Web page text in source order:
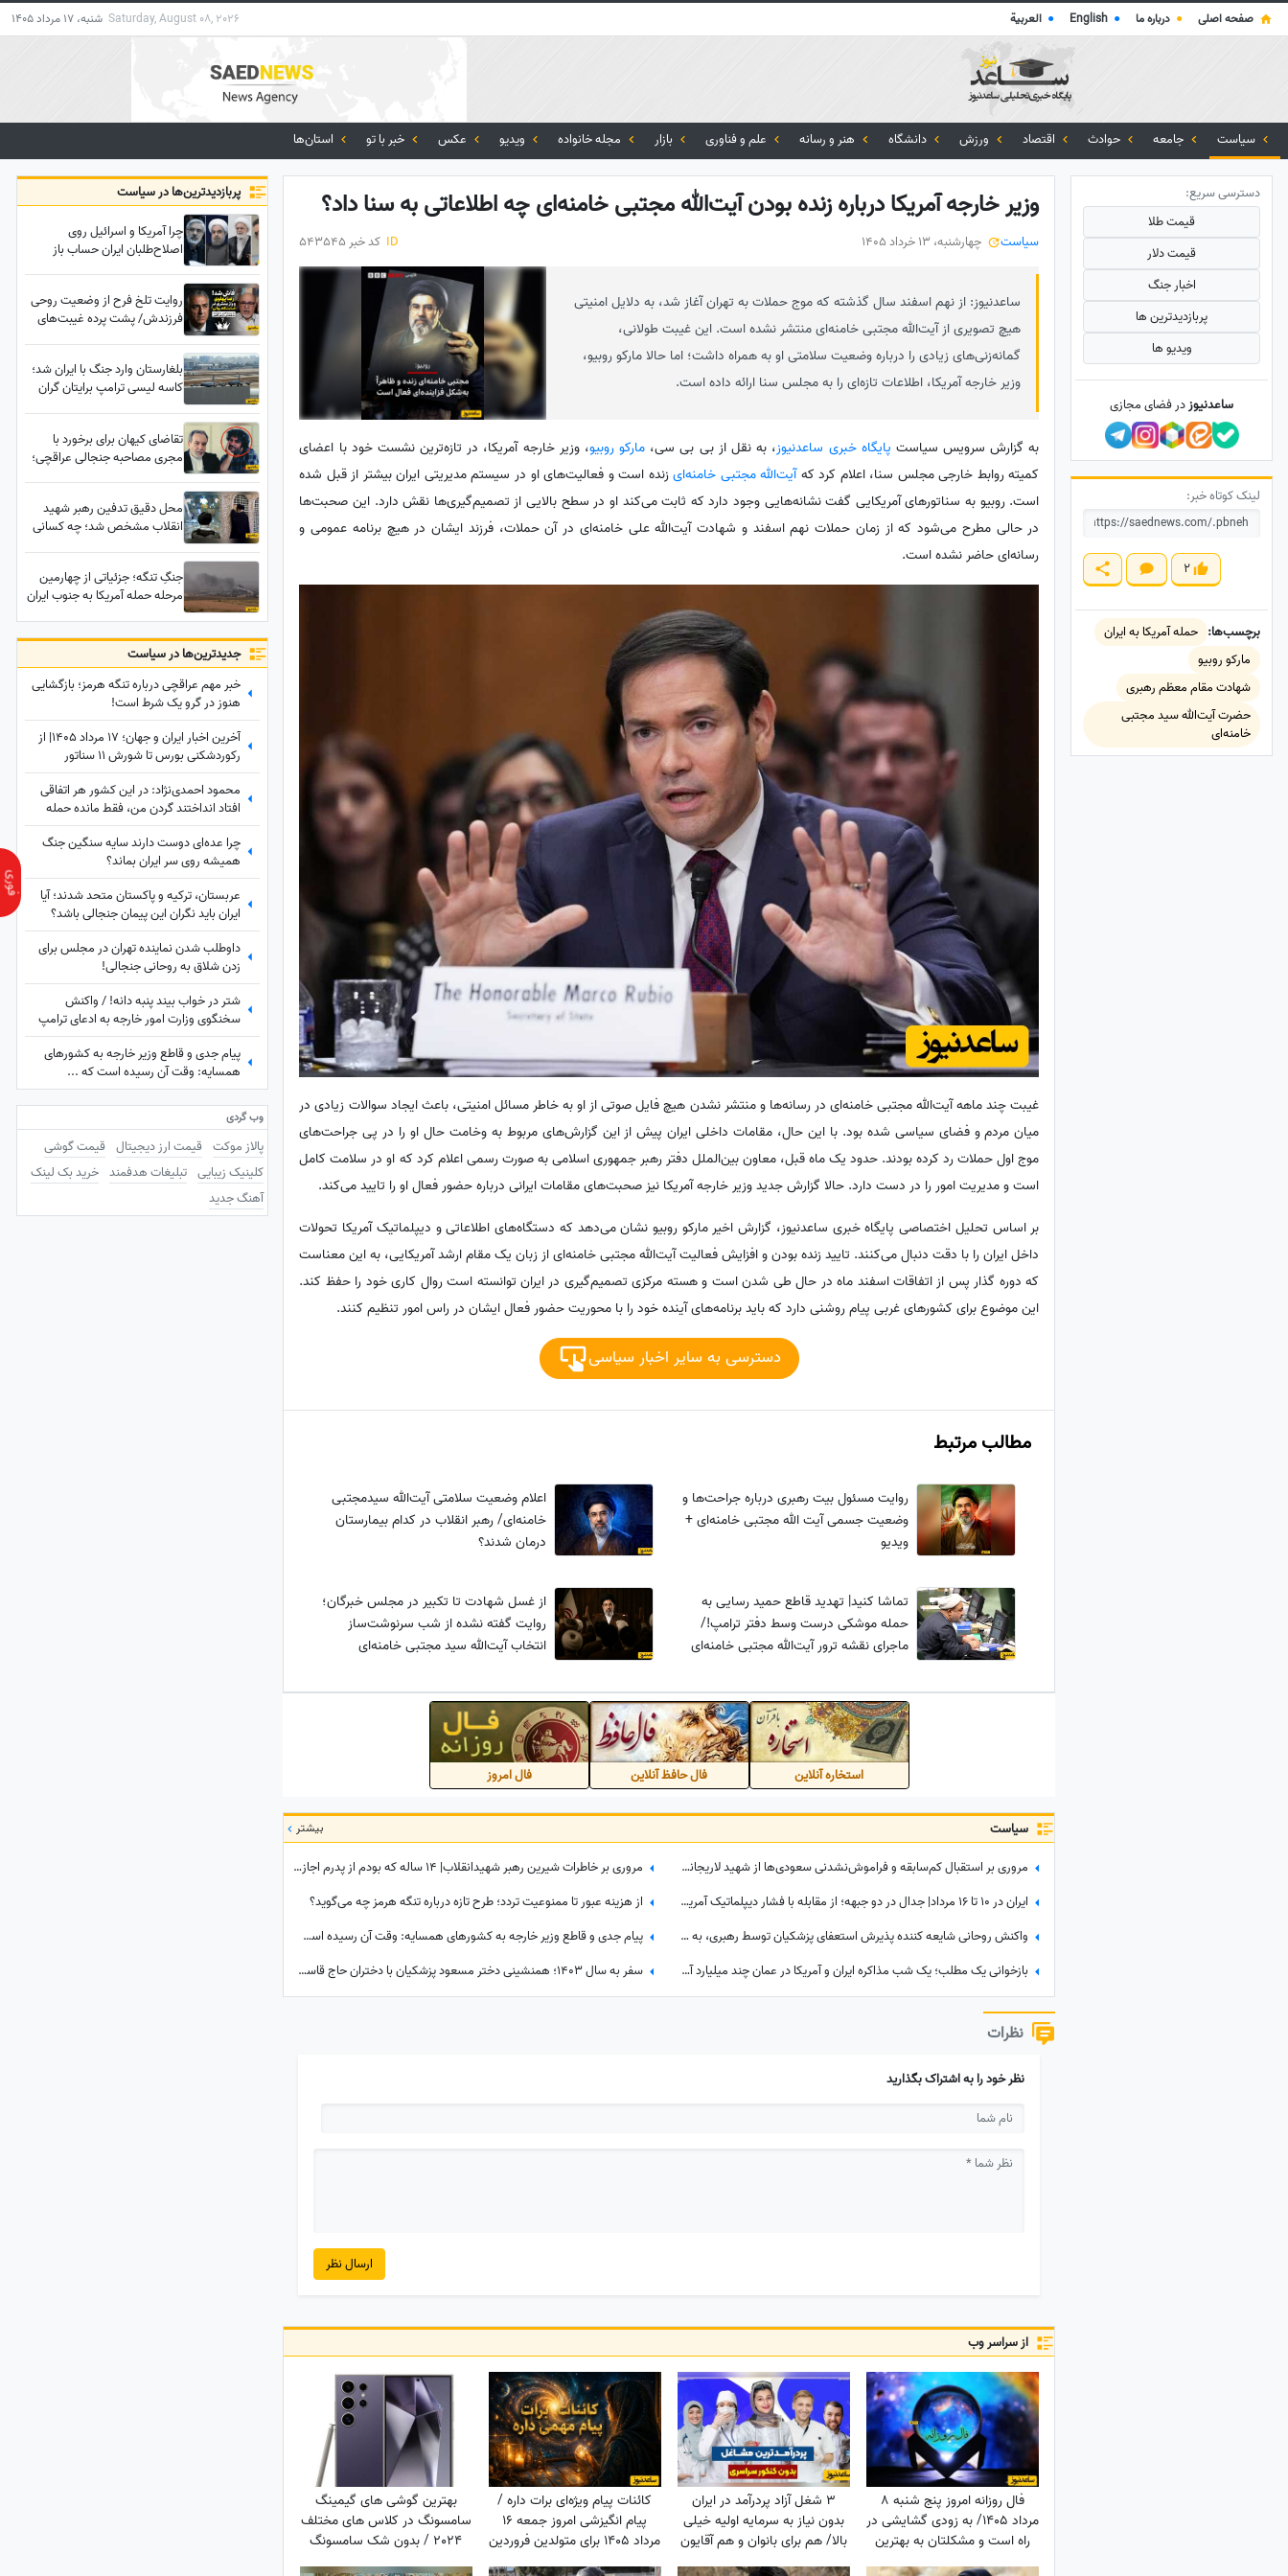
صفحه اصلی ● درباره ما ●
English
● العربية Saturday, August 08, 2026 شنبه، 17 مرداد 1405
سیاست جامعه حوادث اقتصاد ورزش دانشگاه هنر و رسانه علم و فناوری بازار مجله خانواده ویدیو عکس خبر با تو استان‌ها
وزیر خارجه آمریکا درباره زنده بودن آیت‌الله مجتبی خامنه‌ای چه اطلاعاتی به سنا داد؟
سیاست چهارشنبه، 13 خرداد 1405 ID کد خبر 543545
ساعدنیوز: از نهم اسفند سال گذشته که موج حملات به تهران آغاز شد، به دلایل امنیتی
هیچ تصویری از آیت‌الله مجتبی خامنه‌ای منتشر نشده است. این غیبت طولانی،
گمانه‌زنی‌های زیادی را درباره وضعیت سلامتی او به همراه داشت؛ اما حالا مارکو روبیو،
وزیر خارجه آمریکا، اطلاعات تازه‌ای را به مجلس سنا ارائه داده است.
به گزارش سرویس سیاست پایگاه خبری ساعدنیوز،‌ به نقل از بی بی سی، مارکو روبیو، وزیر خارجه آمریکا، در تازه‌ترین نشست خود با اعضای
کمیته روابط خارجی مجلس سنا، اعلام کرد کهآیت‌الله مجتبی خامنه‌ایزنده است و فعالیت‌های او در سیستم مدیریتی ایران بیشتر از قبل شده
است. روبیو به سناتورهای آمریکایی گفت نشانه‌هایی وجود دارد که ثابت می‌کند او در سطح بالایی از تصمیم‌گیری‌ها نقش دارد. این صحبت‌ها
در حالی مطرح می‌شود که از زمان حملات نهم اسفند و شهادت آیت‌الله علی خامنه‌ای در آن حملات، فرزند ایشان در هیچ برنامه عمومی و
رسانه‌ای حاضر نشده است.
غیبت چند ماهه آیت‌الله مجتبی خامنه‌ای در رسانه‌ها و منتشر نشدن هیچ فایل صوتی از او به خاطر مسائل امنیتی، باعث ایجاد سوالات زیادی در
میان مردم و فضای سیاسی شده بود. با این حال، مقامات داخلی ایران پیش از این گزارش‌های مربوط به وخامت حال او را در پی جراحت‌های
موج اول حملات رد کرده بودند. حدود یک ماه قبل، معاون بین‌الملل دفتر رهبر جمهوری اسلامی به صورت رسمی اعلام کرد که او در سلامت کامل
است و مدیریت امور را در دست دارد. حالا گزارش جدید وزیر خارجه آمریکا نیز صحبت‌های مقامات ایرانی درباره حضور فعال او را تایید می‌کند.
بر اساس تحلیل اختصاصی پایگاه خبری ساعدنیوز، گزارش اخیر مارکو روبیو نشان می‌دهد که دستگاه‌های اطلاعاتی و دیپلماتیک آمریکا تحولات
داخل ایران را با دقت دنبال می‌کنند. تایید زنده بودن و افزایش فعالیت آیت‌الله مجتبی خامنه‌ای از زبان یک مقام ارشد آمریکایی، به این معناست
که دوره گذار پس از اتفاقات اسفند ماه در حال طی شدن است و هسته مرکزی تصمیم‌گیری در ایران توانسته است روال کاری خود را حفظ کند.
این موضوع برای کشورهای غربی پیام روشنی دارد که باید برنامه‌های آینده خود را با محوریت حضور فعال ایشان در راس امور تنظیم کنند.
دسترسی به سایر اخبار سیاسی
مطالب مرتبط
روایت مسئول بیت رهبری درباره جراحت‌ها و
وضعیت جسمی آیت الله مجتبی خامنه‌ای +
ویدیو
اعلام وضعیت سلامتی آیت‌الله سیدمجتبی
خامنه‌ای/ رهبر انقلاب در کدام بیمارستان
درمان شدند؟
تماشا کنید| تهدید قاطع حمید رسایی به
حمله موشکی درست وسط دفتر ترامپ!/
ماجرای نقشه ترور آیت‌الله مجتبی خامنه‌ای
از غسل شهادت تا تکبیر در مجلس خبرگان؛
روایت گفته نشده از شب سرنوشت‌ساز
انتخاب آیت‌الله سید مجتبی خامنه‌ای
استخاره آنلاین فال حافظ آنلاین فال امروز
سیاست بیشتر
مروری بر استقبال کم‌سابقه و فراموش‌نشدنی سعودی‌ها از شهید لاریجانی؛ از سلام نظامی تا دست به سینه بودن بن‌سلمان مقابل دبیر فقید شورای عالی امنیت ملی +عکس
مروری بر خاطرات شیرین رهبر شهیدانقلاب| 14 ساله که بودم از پدرم اجازه می‌گرفتیم و با برادرم به ییلاق می‌رفتیم شب خسته برمی‌گشتیم و می‌خوابیدیم، پدرم ما را ...
ایران در 10 تا 16 مرداد| جدال در دو جبهه؛ از مقابله با فشار دیپلماتیک آمریکا تا تلاش فشرده دولت برای حل ناترازی برق
از هزینه عبور تا ممنوعیت تردد؛ طرح تازه درباره تنگه هرمز چه می‌گوید؟
واکنش روحانی شایعه کننده پذیرش استعفای پزشکیان توسط رهبری، به بیانیه دفتر ایشان
پیام جدی و قاطع وزیر خارجه به کشورهای همسایه: وقت آن رسیده است که ...
بازخوانی یک مطلب؛ یک شب مذاکره ایران و آمریکا در عمان چند میلیارد آب می‌خورد؟
سفر به سال 1403؛ همنشینی دختر مسعود پزشکیان با دختران حاج قاسم سلیمانی در مراسم تنفیذ ریاست جمهوری+عکس
نظرات
نظر خود را به اشتراک بگذارید
ارسال نظر
از سراسر وب
فال روزانه امروز پنج شنبه 8
مرداد 1405/ به زودی گشایشی در
راه است و مشکلتان به بهترین
نحو حل خواهد شد
3 شغل آزاد پردرآمد در ایران
بدون نیاز به سرمایه اولیه خیلی
بالا/ هم برای بانوان و هم آقایون
کائنات پیام ویژه‌ای برات داره /
پیام انگیزشی امروز جمعه 16
مرداد 1405 برای متولدین فروردین
تا اسفند: امروز زمان درخشیدن
بهترین گوشی های گیمینگ
سامسونگ در کلاس های مختلف
2024 / بدون شک سامسونگ
S24 Ultra در حال حاضر
پربازدید‌ترین‌ها در سیاست
چرا آمریکا و اسرائیل روی
اصلاح‌طلبان ایران حساب باز
روایت تلخ فرح از وضعیت روحی
فرزندش/ پشت پرده غیبت‌های
بلغارستان وارد جنگ با ایران شد؛
کاسه لیسی ترامپ برایتان گران
تقاضای کیهان برای برخورد با
مجری مصاحبه جنجالی عراقچی؛
محل دقیق تدفین رهبر شهید
انقلاب مشخص شد؛ چه کسانی
جنگِ تنگه؛ جزئیاتی از چهارمین
مرحله حمله آمریکا به جنوب ایران
حمله قرار گرفتند؟
جدید‌ترین‌ها در سیاست
خبر مهم عراقچی درباره تنگه هرمز؛ بازگشایی
هنوز در گرو یک شرط است!
آخرین اخبار ایران و جهان؛ 17 مرداد 1405| از
رکوردشکنی بورس تا شورش 11 سناتور
آمریکایی در برابر ترامپ
محمود احمدی‌نژاد: در این کشور هر اتفاقی
افتاد انداختند گردن من، فقط مانده حمله
مغول!
چرا عده‌ای دوست دارند سایه سنگین جنگ
همیشه روی سر ایران بماند؟
عربستان، ترکیه و پاکستان متحد شدند؛ آیا
ایران باید نگران این پیمان جنجالی باشد؟
داوطلب شدن نماینده تهران در مجلس برای
زدن شلاق به روحانی جنجالی!
شتر در خواب بیند پنبه دانه! / واکنش
سخنگوی وزارت امور خارجه به ادعای ترامپ
درباره ایران
پیام جدی و قاطع وزیر خارجه به کشورهای
همسایه: وقت آن رسیده است که ...
وب گردی
پالاز موکت قیمت ارز دیجیتال قیمت گوشی
کلینیک زیبایی تبلیغات هدفمند خرید بک لینک
آهنگ جدید
دسترسی سریع:
قیمت طلا
قیمت دلار
اخبار جنگ
پربازدید‌ترین ها
ویدیو ها
ساعدنیوزدر فضای مجازی
لینک کوتاه خبر:
2
برچسب‌ها: حمله آمریکا به ایران
مارکو روبیو
شهادت مقام معظم رهبری
حضرت آیت‌الله سید مجتبی
خامنه‌ای